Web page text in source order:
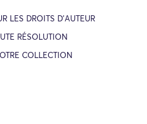
LES DROITS D’AUTEUR
RÉSOLUTION
COLLECTION